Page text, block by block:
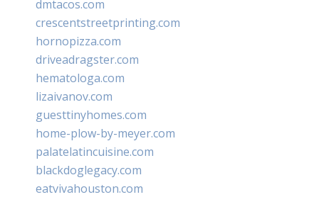
dmtacos.com
crescentstreetprinting.com
hornopizza.com
driveadragster.com
hematologa.com
lizaivanov.com
guesttinyhomes.com
home-plow-by-meyer.com
palatelatincuisine.com
blackdoglegacy.com
eatvivahouston.com